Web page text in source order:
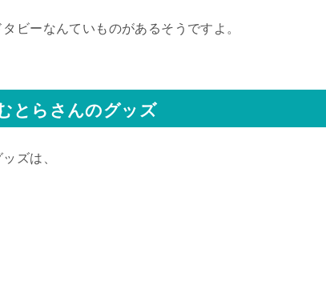
ビーなんていものがあるそうですよ。
とらさんのグッズ
ズは、